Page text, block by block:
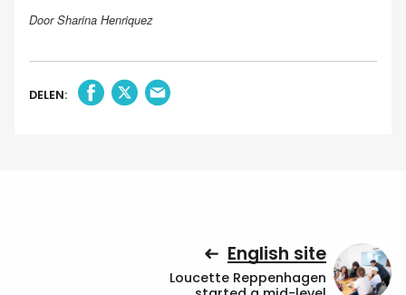
Door Sharina Henriquez
DELEN:
English site
Loucette Reppenhagen